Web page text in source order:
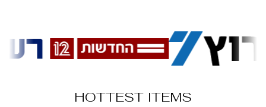
HOTTEST ITEMS